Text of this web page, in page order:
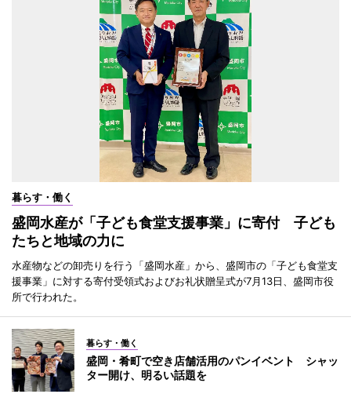
暮らす・働く
盛岡水産が「子ども食堂支援事業」に寄付 子ども
たちと地域の力に
水産物などの卸売りを行う「盛岡水産」から、盛岡市の「子ども食堂支
援事業」に対する寄付受領式およびお礼状贈呈式が7月13日、盛岡市役
所で行われた。
暮らす・働く
盛岡・肴町で空き店舗活用のパンイベント シャッ
ター開け、明るい話題を